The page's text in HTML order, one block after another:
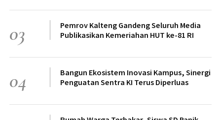
03
Pemrov Kalteng Gandeng Seluruh Media
Publikasikan Kemeriahan HUT ke-81 RI
04
Bangun Ekosistem Inovasi Kampus, Sinergi
Penguatan Sentra KI Terus Diperluas